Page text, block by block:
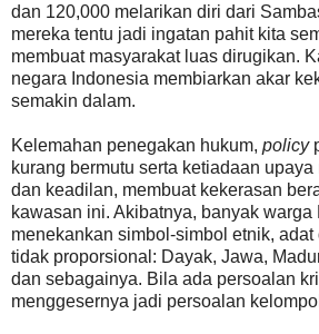
dan 120,000 melarikan diri dari
mereka tentu jadi ingatan pahit kita
membuat masyarakat luas dirugikan.
negara Indonesia membiarkan akar
semakin dalam.
Kelemahan penegakan hukum, policy
kurang bermutu serta ketiadaan
dan keadilan, membuat kekerasan
kawasan ini. Akibatnya, banyak
menekankan simbol-simbol etnik,
tidak proporsional: Dayak, Jawa,
dan sebagainya. Bila ada persoalan
menggesernya jadi persoalan